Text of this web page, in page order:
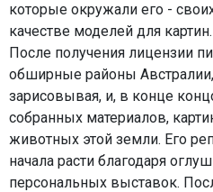
которые окружали его -
качестве моделей для картин.
После получения лицензии
обширные районы
зарисовывая, и, в конце
собранных материалов,
животных этой земли. Его
начала расти благодаря
персональных выставок.